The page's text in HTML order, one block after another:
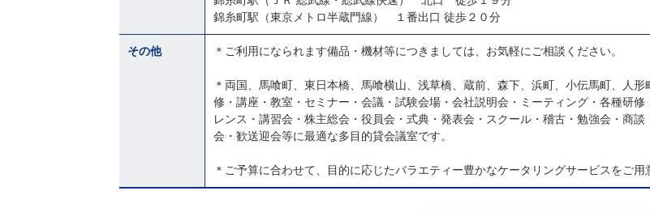
錦糸町駅（東京メトロ半蔵門線） １番出口 徒歩２０分
その他 ＊ご利用になられます備品・機材等につきましては、お気軽にご相談ください。
＊両国、馬喰町、東日本橋、馬喰横山、浅草橋、蔵前、森下、浜町、小伝馬町、人
修・講座・教室・セミナー・会議・試験会場・会社説明会・ミーティング・各種研
レンス・講習会・株主総会・役員会・式典・発表会・スクール・稽古・勉強会・商
会・歓送迎会等に最適な多目的貸会議室です。
＊ご予算に合わせて、目的に応じたバラエティー豊かなケータリングサービスをご用